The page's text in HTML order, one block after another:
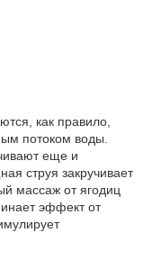
как правило,
потоком воды.
еще и
струя закручивает
массаж от ягодиц
эффект от